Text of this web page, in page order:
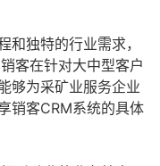
和独特的行业需求，
客在针对大中型客户
够为采矿业服务企业
销客CRM系统的具体